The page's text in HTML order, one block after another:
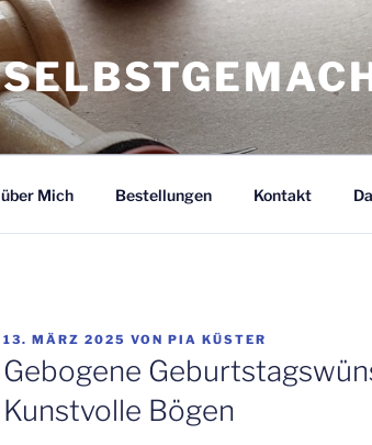
über Mich Bestellungen Kontakt
VERÖFFENTLICHT
AM
13. MÄRZ 2025 VON PIA KÜSTER
Gebogene
Kunstvolle Bögen